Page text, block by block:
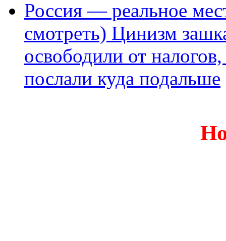
Россия — реальное
смотреть) Цинизм
освободили от
послали куда подальше